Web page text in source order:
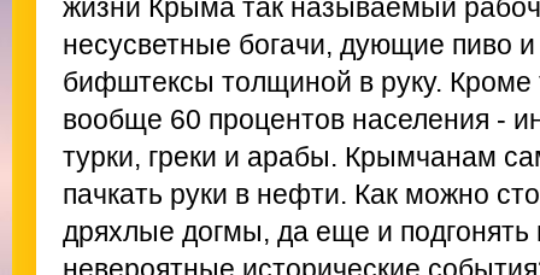
жизни Крыма так называемый
несусветные богачи, дующие пиво
бифштексы толщиной в руку. Кроме
вообще 60 процентов населения -
турки, греки и арабы. Крымчанам
пачкать руки в нефти. Как можно
дряхлые догмы, да еще и подгонять